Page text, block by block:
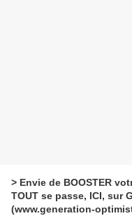
> Envie de BOOSTER
TOUT se passe, ICI, sur
(www.generation-